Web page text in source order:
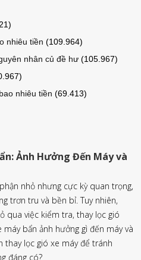
nhiêu tiền (109.964)
nhân củ đề hư (105.967)
nhiêu tiền (69.413)
Ảnh Hưởng Đến Máy và
nhỏ nhưng cực kỳ quan trọng,
trơn tru và bền bỉ. Tuy nhiên,
qua việc kiểm tra, thay lọc gió
máy bẩn ảnh hưởng gì đến máy và
thay lọc gió xe máy để tránh
đáng có?